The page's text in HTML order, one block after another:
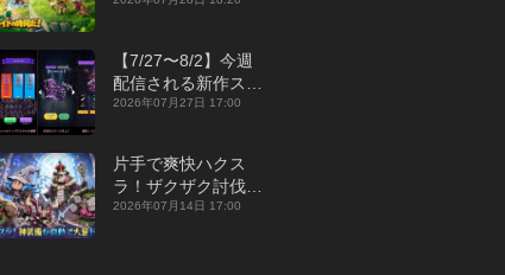
P】
【7/27〜8/2】今週
配信される新作スマ
ホゲームをまとめて
2026年07月27日 17:00
片手で爽快ハクス
ラ！ザクザク討伐し
て神装備を集める放
2026年07月14日 17:00